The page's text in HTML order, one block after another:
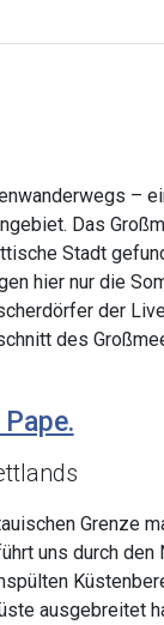
–
Das
Stadt
hier nur die
der
des
Grenze
uns durch den
ausgebreitet